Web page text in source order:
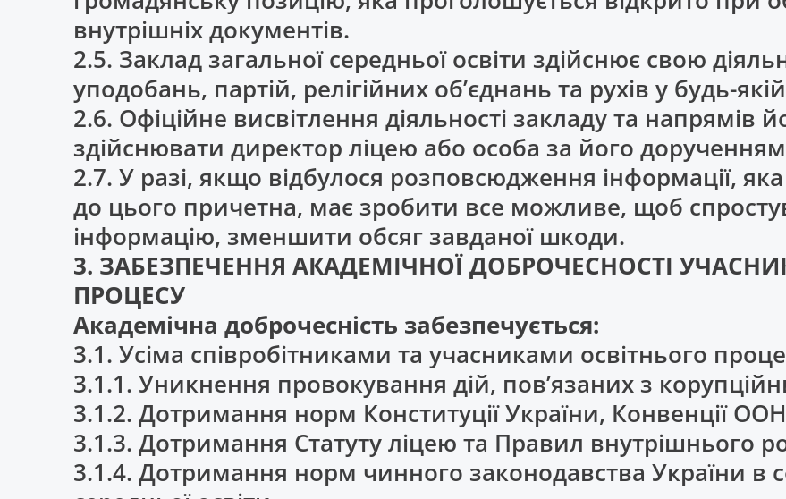
внутрішніх документів.
2.5. Заклад загальної середньої освіти здійснює свою
уподобань, партій, релігійних об’єднань та рухів у будь-
2.6. Офіційне висвітлення діяльності закладу та напрямів
здійснювати директор ліцею або особа за його
2.7. У разі, якщо відбулося розповсюдження інформації,
до цього причетна, має зробити все можливе, щоб
інформацію, зменшити обсяг завданої шкоди.
3. ЗАБЕЗПЕЧЕННЯ АКАДЕМІЧНОЇ ДОБРОЧЕСНОСТІ
ПРОЦЕСУ
Академічна доброчесність забезпечується:
3.1. Усіма співробітниками та учасниками освітнього
3.1.1. Уникнення провокування дій, пов’язаних з
3.1.2. Дотримання норм Конституції України, Конвенції
3.1.3. Дотримання Статуту ліцею та Правил внутрішнього
3.1.4. Дотримання норм чинного законодавства України в